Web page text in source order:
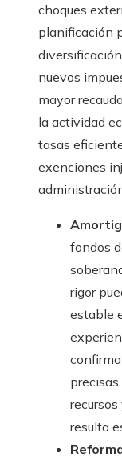
choques
planificación
nuevos
mayor
la actividad
tasas
exenciones
fondos
rigor
estable
resulta